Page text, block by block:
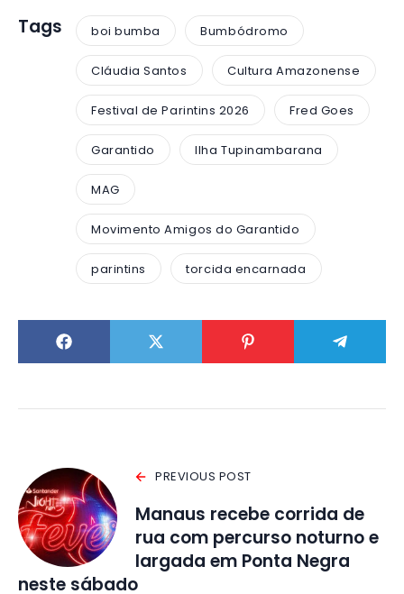
Tags boi bumba Bumbódromo
Cláudia Santos Cultura Amazonense
Festival de Parintins 2026 Fred Goes
Garantido Ilha Tupinambarana
MAG
Movimento Amigos do Garantido
parintins torcida encarnada
PREVIOUS POST
Manaus recebe corrida de
rua com percurso noturno e
largada em Ponta Negra
neste sábado